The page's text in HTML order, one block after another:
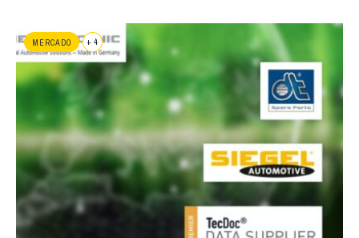
MERCADO + 4